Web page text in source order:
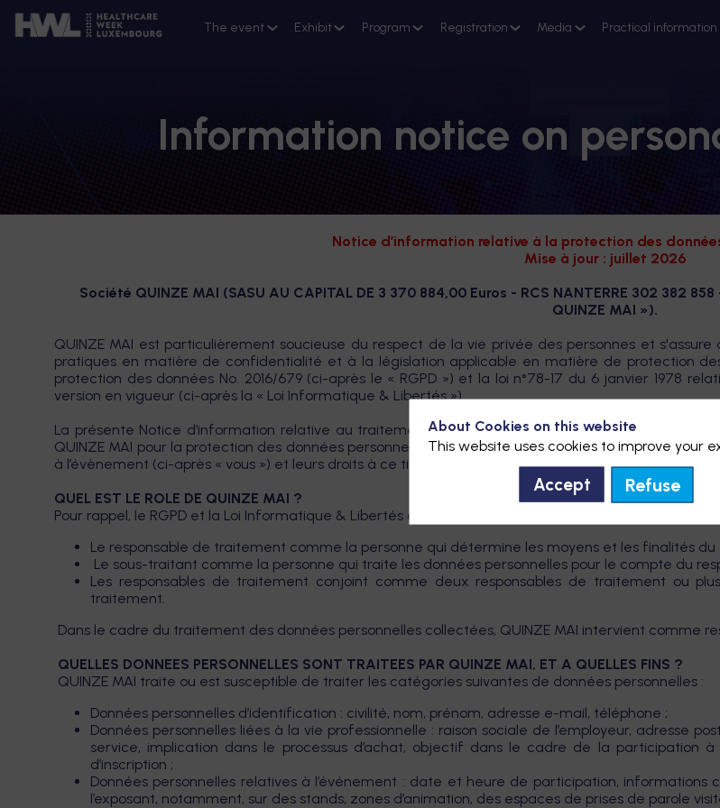
The event Exhibit Program Registration Media Practical information
Information notice on
Notice d’information relative à la protection des
Mise à jour : juillet 2026
Société QUINZE MAI (SASU AU CAPITAL DE 3 370 884,00 Euros - RCS NANTERRE 302 382
QUINZE MAI »).
QUINZE MAI est particulièrement soucieuse du respect de la vie privée des personnes et
pratiques en matière de confidentialité et à la législation applicable en matière de protection
protection des données No. 2016/679 (ci-après le « RGPD ») et la loi n°78-17 du 6 janvier 1978
version en vigueur (ci-après la « Loi Informatique & Libertés »).
La présente Notice d’information relative au traitement des données personnelles (ci-après la
QUINZE MAI pour la protection des données personnelles traitées et de vous informer sur les
à l’évènement (ci-après « vous ») et leurs droits à ce titre.
QUEL EST LE ROLE DE QUINZE MAI ?
Pour rappel, le RGPD et la Loi Informatique & Libertés définissent :
Le responsable de traitement comme la personne qui détermine les moyens et les finalités
Le sous-traitant comme la personne qui traite les données personnelles pour le compte du
Les responsables de traitement conjoint comme deux responsables de traitement ou
traitement.
Dans le cadre du traitement des données personnelles collectées, QUINZE MAI intervient comme
QUELLES DONNEES PERSONNELLES SONT TRAITEES PAR QUINZE MAI, ET A QUELLES FINS ?
QUINZE MAI traite ou est susceptible de traiter les catégories suivantes de données personnelles :
Données personnelles d’identification : civilité, nom, prénom, adresse e-mail, téléphone ;
Données personnelles liées à la vie professionnelle : raison sociale de l’employeur, adresse
service, implication dans le processus d’achat, objectif dans le cadre de la participation
d’inscription ;
Données personnelles relatives à l’événement : date et heure de participation,
l’exposant, notamment, sur des stands, zones d’animation, des espaces de prises de parole
About Cookies on this website
This website uses cookies to improve your
Accept Refuse